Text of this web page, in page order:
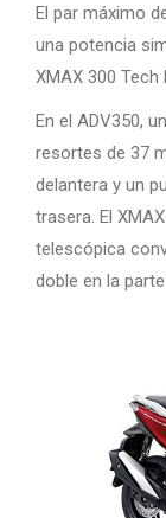
El par máximo
una potencia
XMAX 300 Tech
En el ADV350,
resortes de 37
delantera y un
trasera. El
telescópica
doble en la